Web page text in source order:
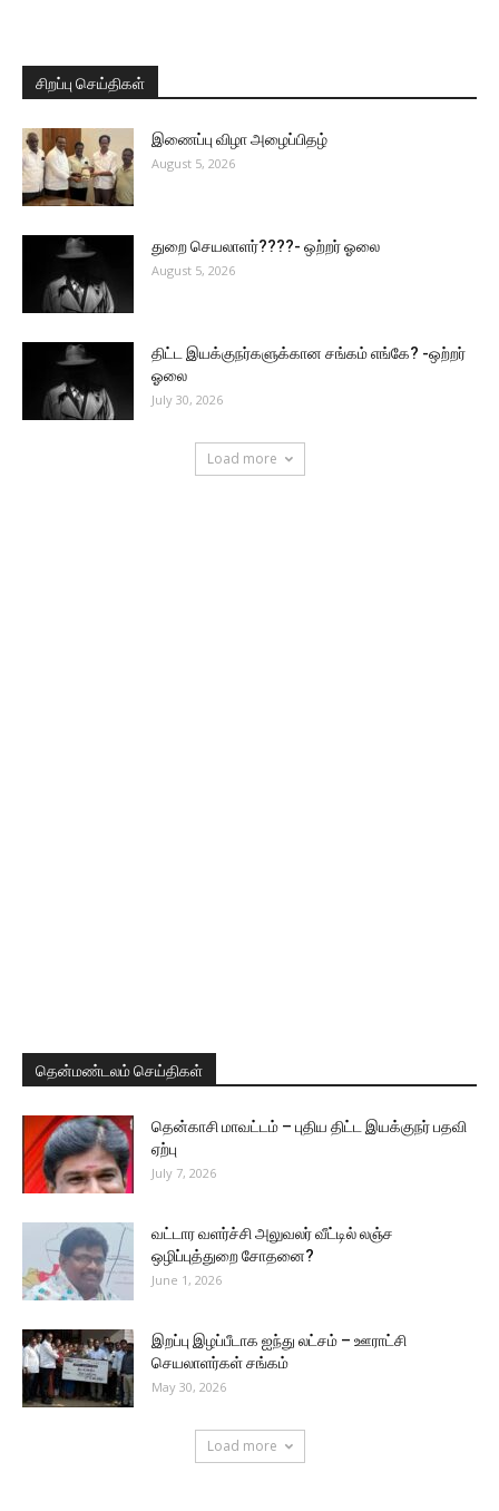
சிறப்பு செய்திகள்
இணைப்பு விழா அழைப்பிதழ்
August 5, 2026
துறை செயலாளர்????- ஒற்றர் ஓலை
August 5, 2026
திட்ட இயக்குநர்களுக்கான சங்கம் எங்கே? -ஒற்றர்
ஓலை
July 30, 2026
Load more
தென்மண்டலம் செய்திகள்
தென்காசி மாவட்டம் – புதிய திட்ட இயக்குநர் பதவி
ஏற்பு
July 7, 2026
வட்டார வளர்ச்சி அலுவலர் வீட்டில் லஞ்ச
ஒழிப்புத்துறை சோதனை?
June 1, 2026
இறப்பு இழப்பீடாக ஐந்து லட்சம் – ஊராட்சி
செயலாளர்கள் சங்கம்
May 30, 2026
Load more